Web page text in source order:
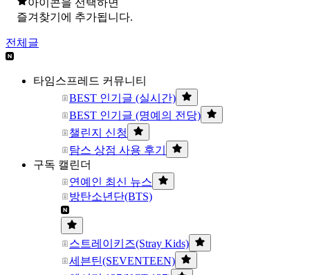
아이콘을 선택하면
즐겨찾기에 추가됩니다.
전체글
타임스프레드 커뮤니티
BEST 인기글 (실시간)
BEST 인기글 (명예의 전당)
챌린지 신청
탐스 상점 사용 후기
구독 캘린더
연예인 최신 뉴스
방탄소년단(BTS)
스트레이키즈(Stray Kids)
세븐틴(SEVENTEEN)